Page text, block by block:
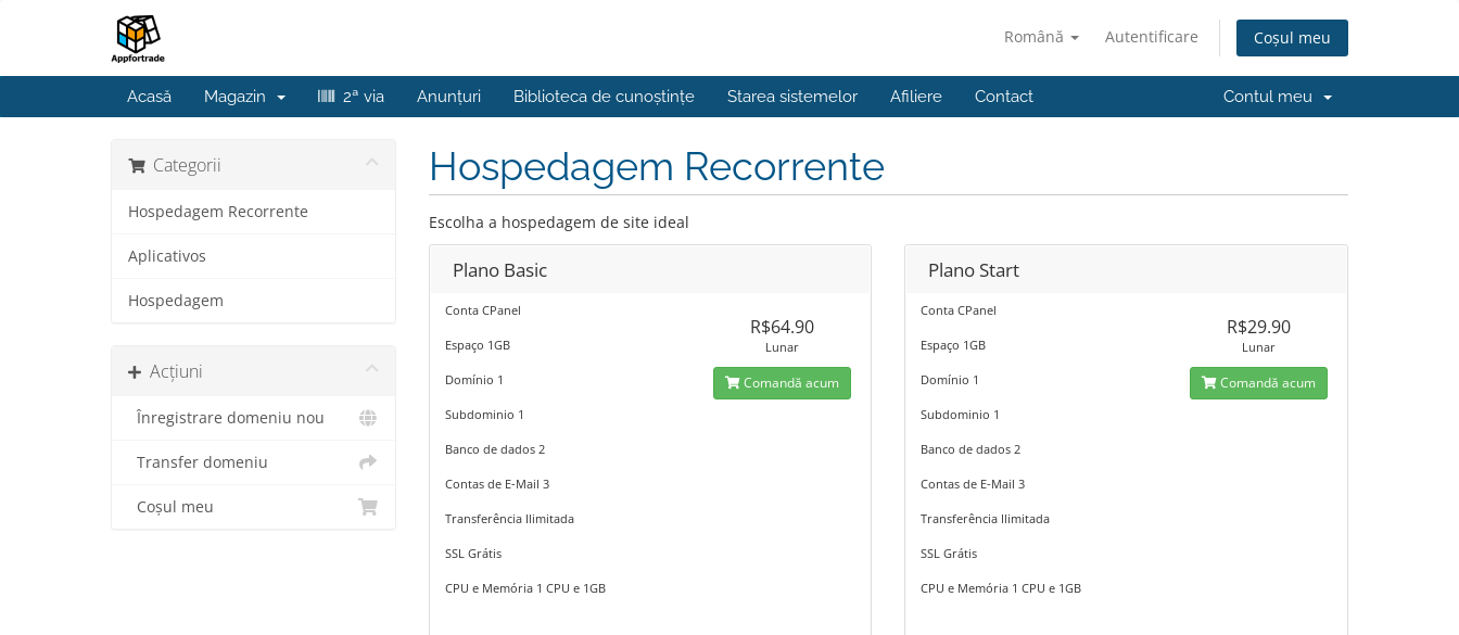
Română Autentificare Coșul meu
Acasă Magazin 2ª via Anunțuri Biblioteca de cunoștințe Starea sistemelor Afiliere Contact Contul meu
Categorii
Hospedagem Recorrente
Aplicativos
Hospedagem
Acțiuni
Înregistrare domeniu nou
Transfer domeniu
Coșul meu
Hospedagem Recorrente
Escolha a hospedagem de site ideal
Plano Basic
Conta CPanel
Espaço 1GB
Domínio 1
Subdominio 1
Banco de dados 2
Contas de E-Mail 3
Transferência Ilimitada
SSL Grátis
CPU e Memória 1 CPU e 1GB
R$64.90
Lunar
Comandă acum
Plano Start
Conta CPanel
Espaço 1GB
Domínio 1
Subdominio 1
Banco de dados 2
Contas de E-Mail 3
Transferência Ilimitada
SSL Grátis
CPU e Memória 1 CPU e 1GB
R$29.90
Lunar
Comandă acum